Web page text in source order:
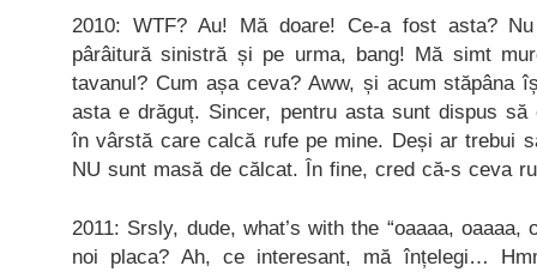
2010: WTF? Au! Mă doare! Ce-a fost asta?
pârâitură sinistră și pe urma, bang! Mă simt
tavanul? Cum așa ceva? Aww, și acum stăpâna
asta e drăguț. Sincer, pentru asta sunt dispus
în vârstă care calcă rufe pe mine. Deși ar trebui
NU sunt masă de călcat. În fine, cred că-s ceva
2011: Srsly, dude, what’s with the “oaaaa, oaaaa,
noi placa? Ah, ce interesant, mă înțelegi…